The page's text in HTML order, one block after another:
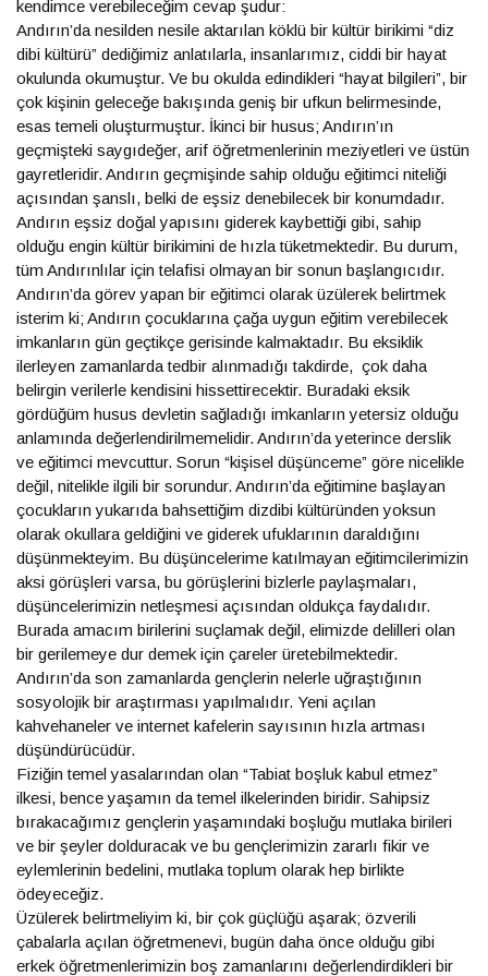
kendimce verebileceğim cevap şudur:
Andırın’da nesilden nesile aktarılan köklü bir kültür birikimi “diz
dibi kültürü” dediğimiz anlatılarla, insanlarımız, ciddi bir hayat
okulunda okumuştur. Ve bu okulda edindikleri “hayat bilgileri”, bir
çok kişinin geleceğe bakışında geniş bir ufkun belirmesinde,
esas temeli oluşturmuştur. İkinci bir husus; Andırın’ın
geçmişteki saygıdeğer, arif öğretmenlerinin meziyetleri ve üstün
gayretleridir. Andırın geçmişinde sahip olduğu eğitimci niteliği
açısından şanslı, belki de eşsiz denebilecek bir konumdadır.
Andırın eşsiz doğal yapısını giderek kaybettiği gibi, sahip
olduğu engin kültür birikimini de hızla tüketmektedir. Bu durum,
tüm Andırınlılar için telafisi olmayan bir sonun başlangıcıdır.
Andırın’da görev yapan bir eğitimci olarak üzülerek belirtmek
isterim ki; Andırın çocuklarına çağa uygun eğitim verebilecek
imkanların gün geçtikçe gerisinde kalmaktadır. Bu eksiklik
ilerleyen zamanlarda tedbir alınmadığı takdirde, çok daha
belirgin verilerle kendisini hissettirecektir. Buradaki eksik
gördüğüm husus devletin sağladığı imkanların yetersiz olduğu
anlamında değerlendirilmemelidir. Andırın’da yeterince derslik
ve eğitimci mevcuttur. Sorun “kişisel düşünceme” göre nicelikle
değil, nitelikle ilgili bir sorundur. Andırın’da eğitimine başlayan
çocukların yukarıda bahsettiğim dizdibi kültüründen yoksun
olarak okullara geldiğini ve giderek ufuklarının daraldığını
düşünmekteyim. Bu düşüncelerime katılmayan eğitimcilerimizin
aksi görüşleri varsa, bu görüşlerini bizlerle paylaşmaları,
düşüncelerimizin netleşmesi açısından oldukça faydalıdır.
Burada amacım birilerini suçlamak değil, elimizde delilleri olan
bir gerilemeye dur demek için çareler üretebilmektedir.
Andırın’da son zamanlarda gençlerin nelerle uğraştığının
sosyolojik bir araştırması yapılmalıdır. Yeni açılan
kahvehaneler ve internet kafelerin sayısının hızla artması
düşündürücüdür.
Fiziğin temel yasalarından olan “Tabiat boşluk kabul etmez”
ilkesi, bence yaşamın da temel ilkelerinden biridir. Sahipsiz
bırakacağımız gençlerin yaşamındaki boşluğu mutlaka birileri
ve bir şeyler dolduracak ve bu gençlerimizin zararlı fikir ve
eylemlerinin bedelini, mutlaka toplum olarak hep birlikte
ödeyeceğiz.
Üzülerek belirtmeliyim ki, bir çok güçlüğü aşarak; özverili
çabalarla açılan öğretmenevi, bugün daha önce olduğu gibi
erkek öğretmenlerimizin boş zamanlarını değerlendirdikleri bir